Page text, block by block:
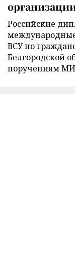
Российские
ВСУ по
Белгородской
поручениям